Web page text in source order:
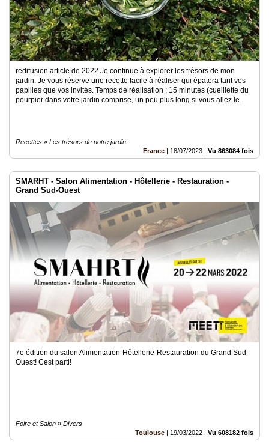
redifusion article de 2022 Je continue à explorer les trésors de mon
jardin. Je vous réserve une recette facile à réaliser qui épatera tant vos
papilles que vos invités. Temps de réalisation : 15 minutes (cueillette du
pourpier dans votre jardin comprise, un peu plus long si vous allez le..
Recettes » Les trésors de notre jardin
France | 18/07/2023 | Vu 863084 fois
SMARHT - Salon Alimentation - Hôtellerie - Restauration -
Grand Sud-Ouest
7e édition du salon Alimentation-Hôtellerie-Restauration du Grand Sud-
Ouest! Cest parti!
Foire et Salon » Divers
Toulouse | 19/03/2022 | Vu 608182 fois